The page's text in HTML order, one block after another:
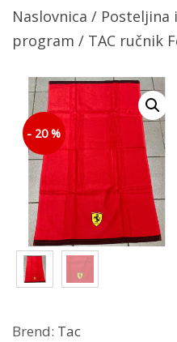
Naslovnica / Posteljina
program / TAC ručnik
- 20 %
Brend: Tac